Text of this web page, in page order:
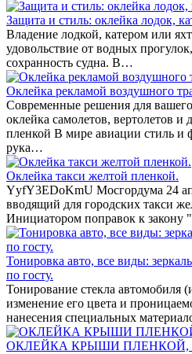
Защита и стиль: оклейка лодок,
Владение лодкой, катером или
удовольствие от водных
сохранность судна. В…
Оклейка рекламой воздушного
Современные решения для
оклейка самолетов, вертолетов и
пленкой В мире авиации стиль и
рука…
Оклейка такси желтой пленкой.
YyfY3EDoKmU Мосгордума 24
вводящий для городских такси
Инициатором поправок к закону
Тонировка авто, все виды:
по госту.
Тонирование стекла автомобиля
изменение его цвета и
нанесения специальных
ОКЛЕЙКА КРЫШИ ПЛЕНКОЙ,